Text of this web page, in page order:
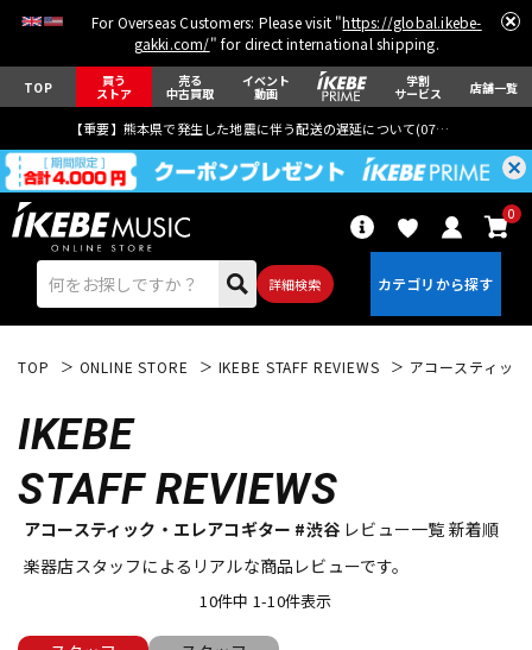
For Overseas Customers: Please visit "https://global.ikebe-
gakki.com/" for direct international shipping.
TOP 買う
ストア
売る
中古買取
イベント
動画
学割
サービス 店舗一覧
【重要】熊本県で発生した地震に伴う配送の遅延について(07月29日
詳細検索
0
エレキギター
ベース ウクレレ
TOP ONLINE STORE IKEBE STAFF REVIEWS アコースティッ
IKEBE
STAFF REVIEWS
アコースティック・エレアコギター #渋谷 レビュー一覧 新着順
楽器店スタッフによるリアルな商品レビューです。
10件中 1-10件表示